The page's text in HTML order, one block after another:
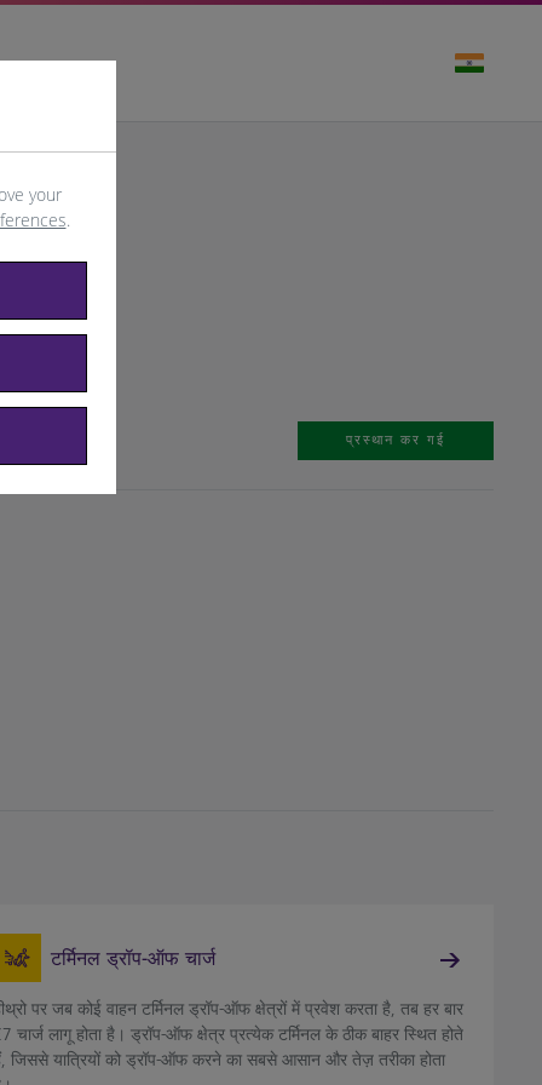
प्रस्थान कर गई
टर्मिनल ड्रॉप-ऑफ चार्ज
पर जब कोई वाहन टर्मिनल ड्रॉप-ऑफ क्षेत्रों में प्रवेश करता है, तब हर बार
चार्ज लागू होता है। ड्रॉप-ऑफ क्षेत्र प्रत्येक टर्मिनल के ठीक बाहर स्थित होते
जिससे यात्रियों को ड्रॉप-ऑफ करने का सबसे आसान और तेज़ तरीका होता
your
.